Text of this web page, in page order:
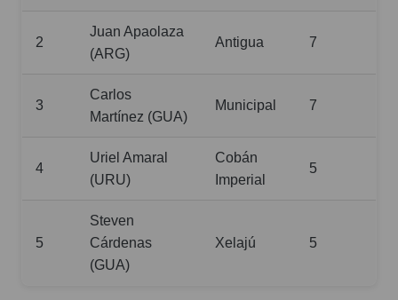
2
Juan Apaolaza
(ARG)
Antigua 7
3
Carlos
Martínez (GUA)
Municipal 7
4
Uriel Amaral
(URU)
Cobán
Imperial
5
5
Steven
Cárdenas
(GUA)
Xelajú 5